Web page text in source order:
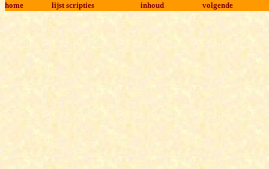
home lijst scripties inhoud volgende